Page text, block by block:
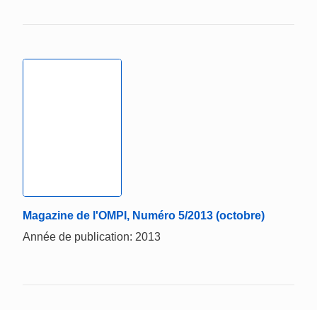
Magazine de l'OMPI, Numéro 5/2013 (octobre)
Année de publication: 2013